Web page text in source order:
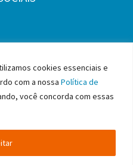
cookies essenciais e
com a nossa Política de
você concorda com essas
da Indústria da Construção
de São Paulo